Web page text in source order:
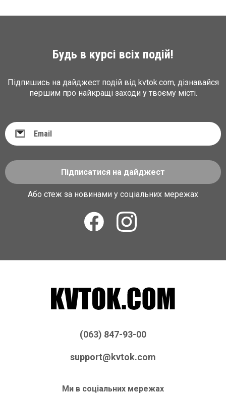
Будь в курсі всіх подій!
Підпишись на дайджест подій від kvtok.com, дізнавайся
першим про найкращі заходи у твоєму місті.
Підписатися на дайджест
Або стеж за новинами у соціальних мережах
(063) 847-93-00
support@kvtok.com
Ми в соціальних мережах